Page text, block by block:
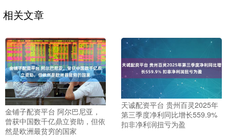
相关文章
金铺子配资平台 阿尔巴尼亚，
曾获中国数千亿鼎立资助，但依
然是欧洲最贫穷的国家
天诚配资平台 贵州百灵2025年
第三季度净利同比增长559.9%
扣非净利润扭亏为盈